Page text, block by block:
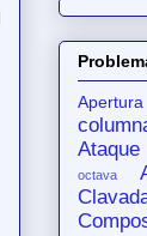
octava